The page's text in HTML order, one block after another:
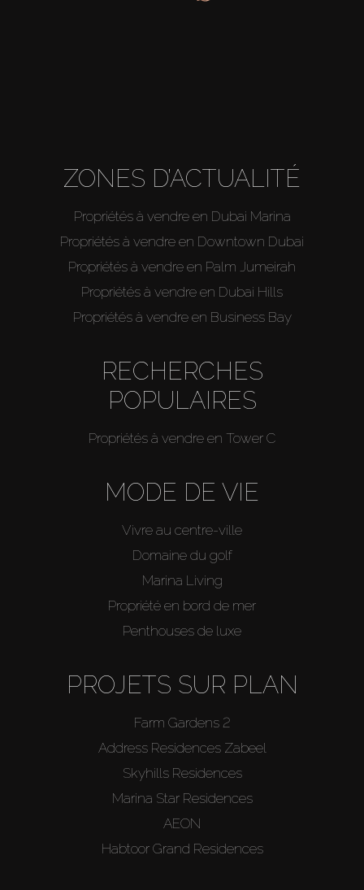
ZONES D’ACTUALITÉ
Propriétés à vendre en Dubai Marina
Propriétés à vendre en Downtown Dubai
Propriétés à vendre en Palm Jumeirah
Propriétés à vendre en Dubai Hills
Propriétés à vendre en Business Bay
RECHERCHES
POPULAIRES
Propriétés à vendre en Tower C
MODE DE VIE
Vivre au centre-ville
Domaine du golf
Marina Living
Propriété en bord de mer
Penthouses de luxe
PROJETS SUR PLAN
Farm Gardens 2
Address Residences Zabeel
Skyhills Residences
Marina Star Residences
AEON
Habtoor Grand Residences